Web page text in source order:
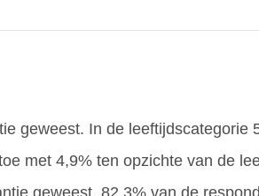
geweest. In de leeftijdscategorie
met 4,9% ten opzichte van de
geweest. 82,3% van de